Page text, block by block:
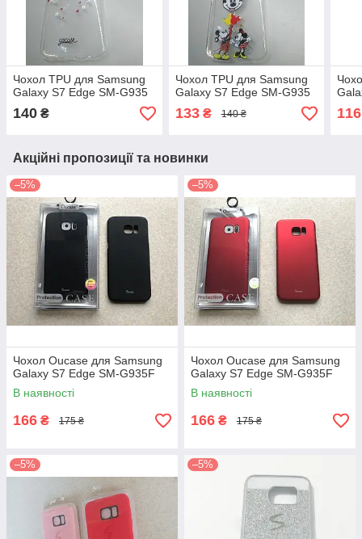
Чохол TPU для Samsung
Galaxy S7 Edge SM-G935
140 ₴
Чохол TPU для Samsung
Galaxy S7 Edge SM-G935
133₴ 140 ₴ 116
Акційні пропозиції та новинки
–5%
Чохол Oucase для Samsung
Galaxy S7 Edge SM-G935F
В наявності
166 ₴ 175 ₴
–5%
Чохол Oucase для Samsung
Galaxy S7 Edge SM-G935F
В наявності
166 ₴ 175 ₴
–5% –5%